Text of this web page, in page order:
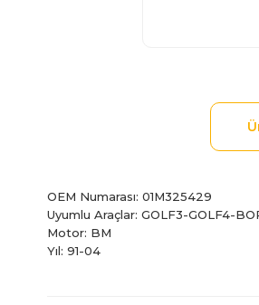
OEM Numarası: 01M325429
Uyumlu Araçlar: GOLF3-GOLF4-
Motor: BM
Yıl: 91-04